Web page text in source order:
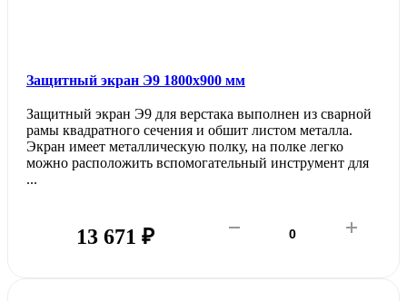
Защитный экран Э9 1800х900 мм
Защитный экран Э9 для верстака выполнен из сварной
рамы квадратного сечения и обшит листом металла.
Экран имеет металлическую полку, на полке легко
можно расположить вспомогательный инструмент для
...
13 671 ₽